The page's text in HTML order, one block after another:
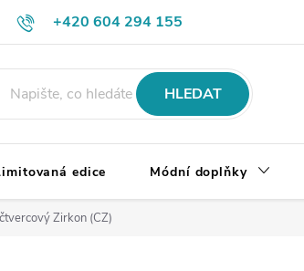
+420 604 294 155
vrácení a reklamace zboží
HLEDAT
edice Módní doplňky
Zirkon (CZ)